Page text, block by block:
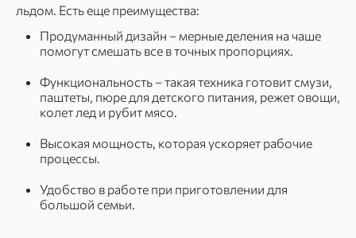
льдом. Есть еще преимущества:
Продуманный дизайн – мерные деления на чаше
помогут смешать все в точных пропорциях.
Функциональность – такая техника готовит смузи,
паштеты, пюре для детского питания, режет овощи,
колет лед и рубит мясо.
Высокая мощность, которая ускоряет рабочие
процессы.
Удобство в работе при приготовлении для
большой семьи.